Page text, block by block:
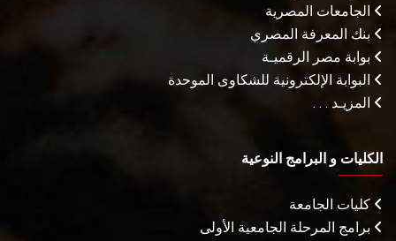
الجامعات المصرية
بنك المعرفة المصري
بوابة مصر الرقميـة
البوابة الإلكترونية للشكاوى الموحدة
المزيـد . . .
الكليات و البرامج النوعية
كليات الجامعة
برامج المرحلة الجامعية الأولى